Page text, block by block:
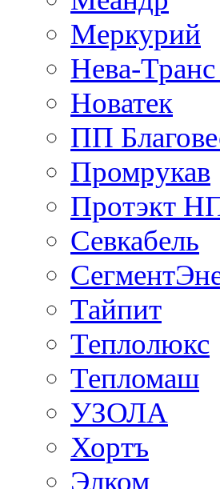
Меркурий
Нева-
Новатек
ПП
Промрукав
Протэкт
Севкабель
Тайпит
Теплолюкс
Тепломаш
УЗОЛА
Хортъ
Элком